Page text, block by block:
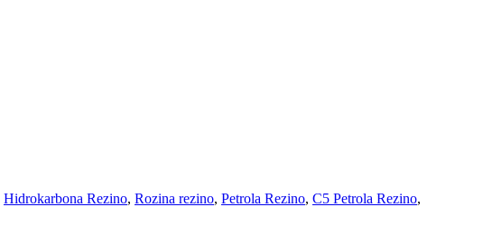
Hidrokarbona Rezino, Rozina rezino, Petrola Rezino, C5 Petrola Rezino,